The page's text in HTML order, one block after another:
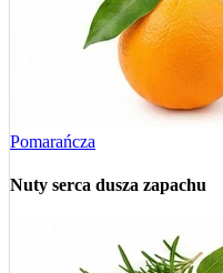
Pomarańcza
Nuty serca dusza zapachu